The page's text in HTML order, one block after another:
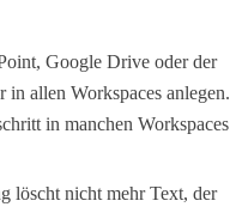
Google Drive oder der
in allen Workspaces anlegen.
in manchen Workspaces
löscht nicht mehr Text, der